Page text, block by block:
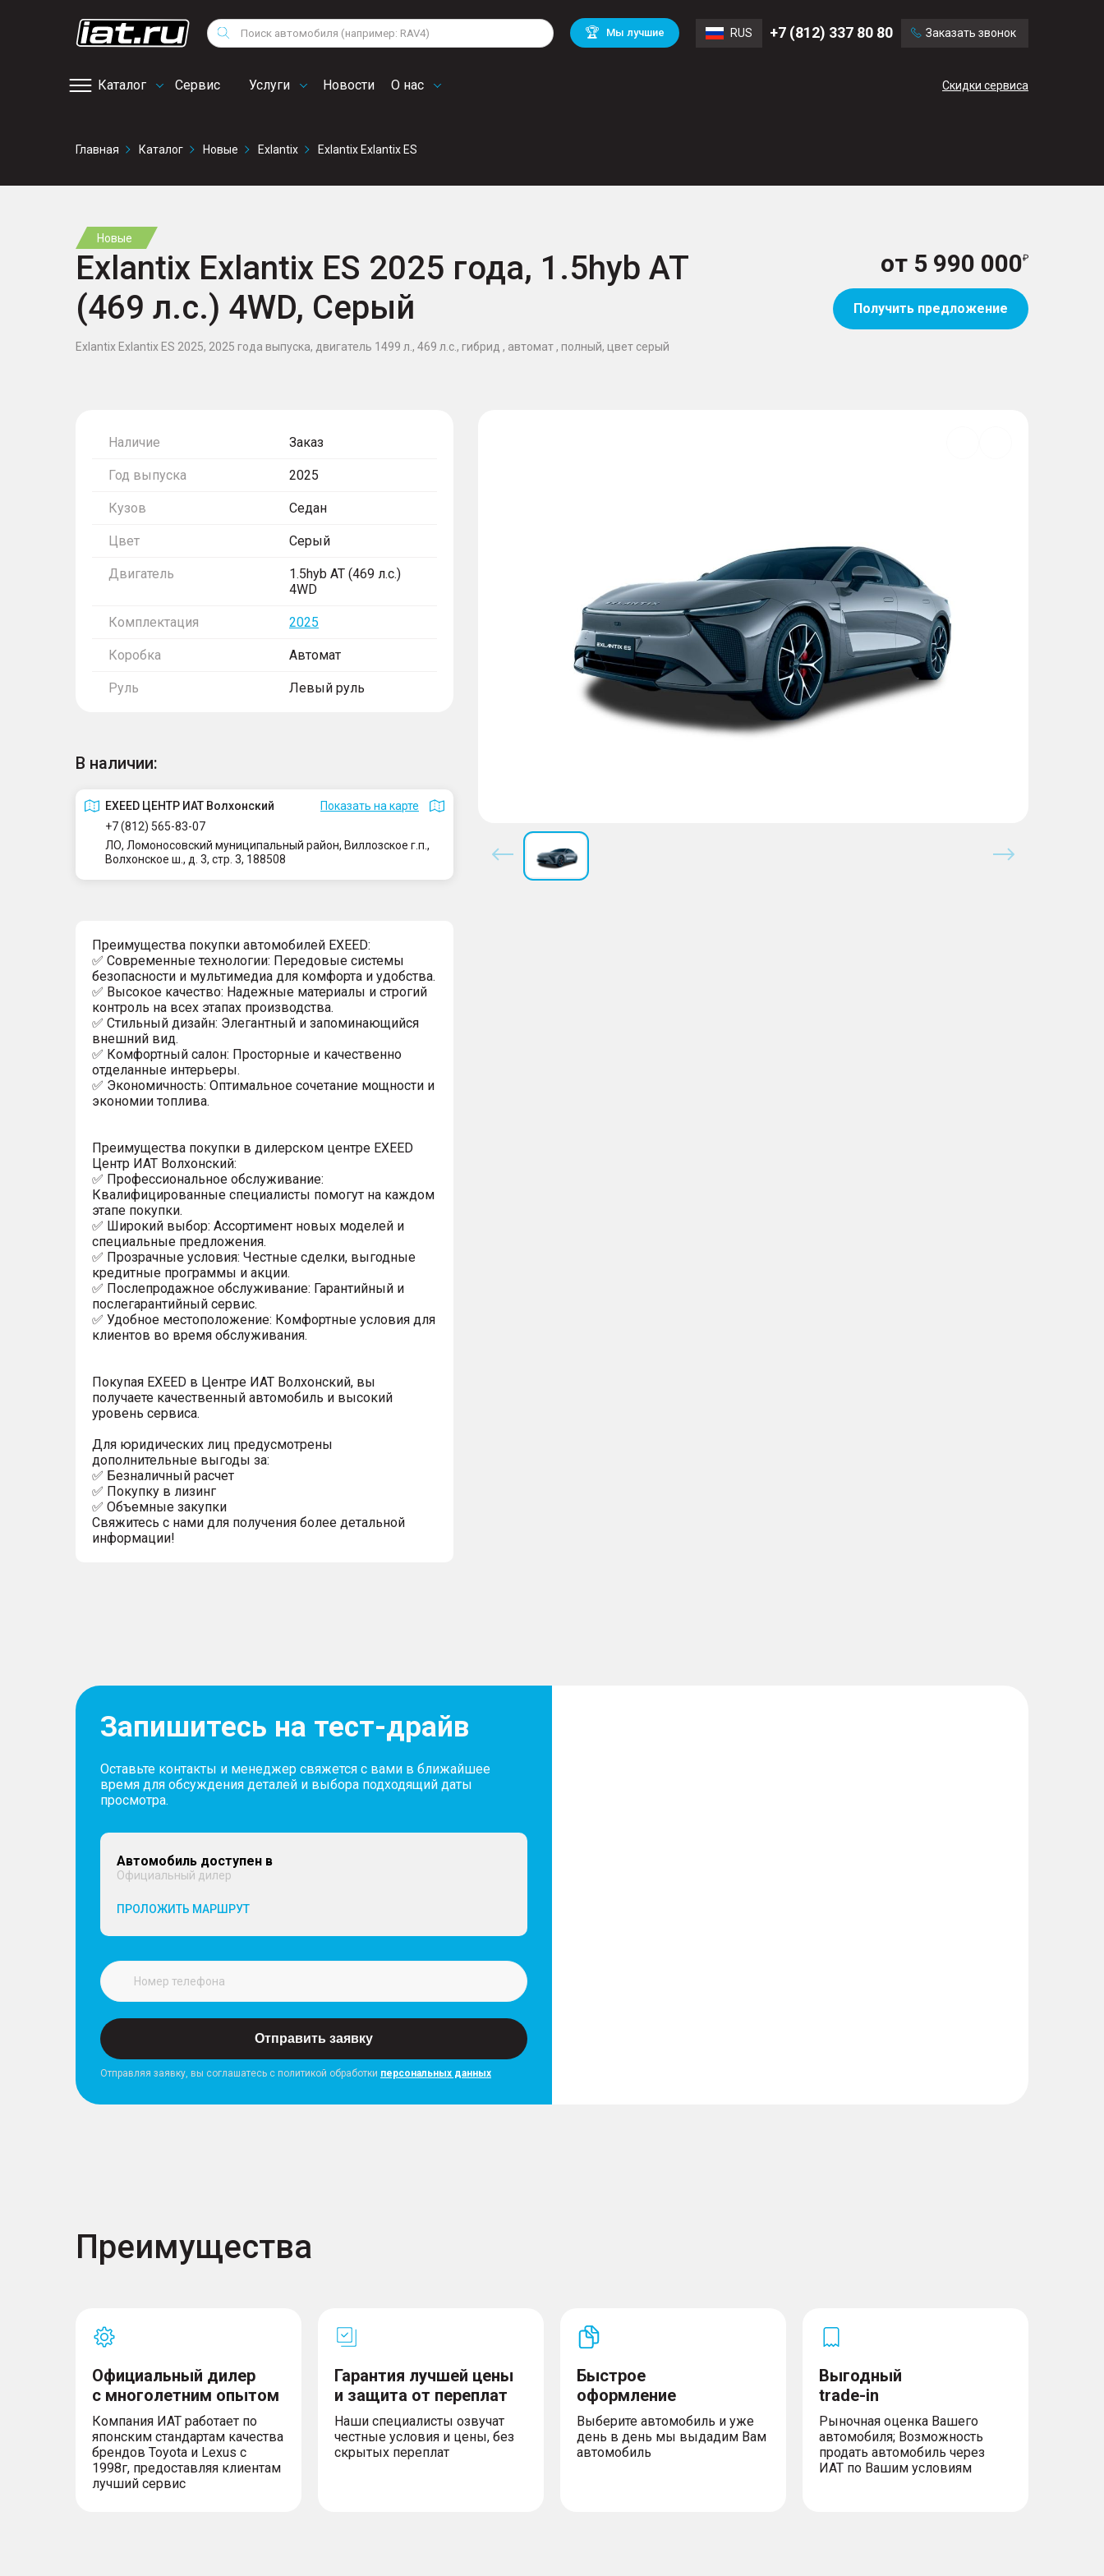
Поиск 🏆 Мы лучшие RUS +7 (812) 337 80 80 Заказать звонок
Каталог Сервис
сервис
Услуги Новости О нас Скидки сервиса
Снегоходы
Квадроциклы
Volkswagen
Mitsubishi BMW
Audi
Chevrolet Mercedes Benz
Главная Каталог Новые Exlantix Exlantix Exlantix ES
Новые
Exlantix Exlantix ES 2025 года, 1.5hyb AT
(469 л.с.) 4WD, Серый
Exlantix Exlantix ES 2025, 2025 года выпуска, двигатель 1499 л., 469 л.с., гибрид , автомат , полный, цвет серый
от 5 990 000
Получить предложение
Наличие Заказ
Год выпуска 2025
Кузов Седан
Цвет Серый
Двигатель
1.5hyb AT (469 л.с.)
4WD
Комплектация 2025
Коробка Автомат
Руль Левый руль
В наличии:
EXEED ЦЕНТР ИАТ Волхонский
Показать на карте
+7 (812) 565-83-07
ЛО, Ломоносовский муниципальный район, Виллозское г.п.,
Волхонское ш., д. 3, стр. 3, 188508
Преимущества покупки автомобилей EXEED:
✅ Современные технологии: Передовые системы
безопасности и мультимедиа для комфорта и удобства.
✅ Высокое качество: Надежные материалы и строгий
контроль на всех этапах производства.
✅ Стильный дизайн: Элегантный и запоминающийся
внешний вид.
✅ Комфортный салон: Просторные и качественно
отделанные интерьеры.
✅ Экономичность: Оптимальное сочетание мощности и
экономии топлива.
Преимущества покупки в дилерском центре EXEED
Центр ИАТ Волхонский:
✅ Профессиональное обслуживание:
Квалифицированные специалисты помогут на каждом
этапе покупки.
✅ Широкий выбор: Ассортимент новых моделей и
специальные предложения.
✅ Прозрачные условия: Честные сделки, выгодные
кредитные программы и акции.
✅ Послепродажное обслуживание: Гарантийный и
послегарантийный сервис.
✅ Удобное местоположение: Комфортные условия для
клиентов во время обслуживания.
Покупая EXEED в Центре ИАТ Волхонский, вы
получаете качественный автомобиль и высокий
уровень сервиса.
Для юридических лиц предусмотрены
дополнительные выгоды за:
✅ Безналичный расчет
✅ Покупку в лизинг
✅ Объемные закупки
Свяжитесь с нами для получения более детальной
информации!
Запишитесь на тест-драйв
Оставьте контакты и менеджер свяжется с вами в ближайшее
время для обсуждения деталей и выбора подходящий даты
просмотра.
Автомобиль доступен в
Официальный дилер
ПРОЛОЖИТЬ МАРШРУТ
Отправить заявку
Отправляя заявку, вы соглашатесь с политикой обработки персональных данных
Преимущества
Официальный дилер
с многолетним опытом
Компания ИАТ работает по
японским стандартам качества
брендов Toyota и Lexus с
1998г, предоставляя клиентам
лучший сервис
Гарантия лучшей цены
и защита от переплат
Наши специалисты озвучат
честные условия и цены, без
скрытых переплат
Быстрое
оформление
Выберите автомобиль и уже
день в день мы выдадим Вам
автомобиль
Выгодный
trade-in
Рыночная оценка Вашего
автомобиля; Возможность
продать автомобиль через
ИАТ по Вашим условиям